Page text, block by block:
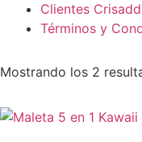
Clientes
Términos y
Mostrando los 2